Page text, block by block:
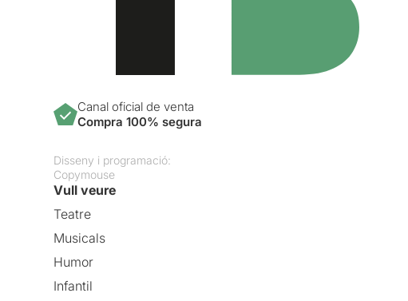
Canal oficial de venta
Compra 100% segura
Disseny i programació:
Copymouse
Vull veure
Teatre
Musicals
Humor
Infantil